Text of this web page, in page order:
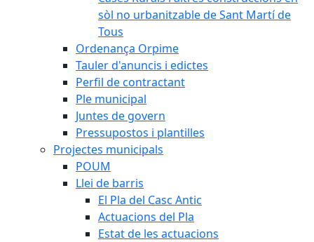
sòl no urbanitzable de Sant Martí de
Tous
Ordenança Orpime
Tauler d'anuncis i edictes
Perfil de contractant
Ple municipal
Juntes de govern
Pressupostos i plantilles
Projectes municipals
POUM
Llei de barris
El Pla del Casc Antic
Actuacions del Pla
Estat de les actuacions